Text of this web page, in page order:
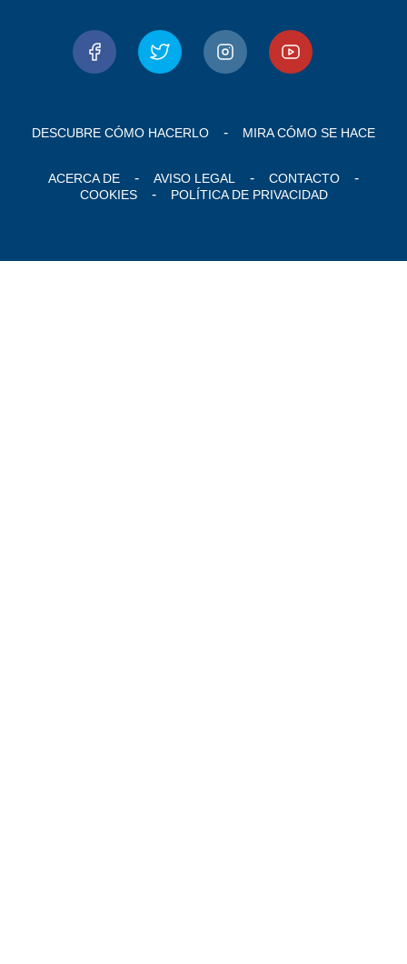
DESCUBRE CÓMO HACERLO MIRA CÓMO SE HACE
ACERCA DE AVISO LEGAL
CONTACTO
COOKIES
POLÍTICA DE PRIVACIDAD